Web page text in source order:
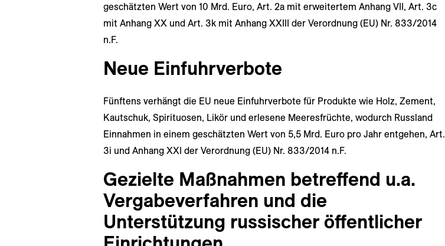
geschätzten Wert von 10 Mrd. Euro, Art. 2a mit erweitertem Anhang VII, Art. 3c
mit Anhang XX und Art. 3k mit Anhang XXIII der Verordnung (EU) Nr. 833/2014
n.F.
Neue Einfuhrverbote
Fünftens verhängt die EU neue Einfuhrverbote für Produkte wie Holz, Zement,
Kautschuk, Spirituosen, Likör und erlesene Meeresfrüchte, wodurch Russland
Einnahmen in einem geschätzten Wert von 5,5 Mrd. Euro pro Jahr entgehen, Art.
3i und Anhang XXI der Verordnung (EU) Nr. 833/2014 n.F.
Gezielte Maßnahmen betreffend u.a.
Vergabeverfahren und die
Unterstützung russischer öffentlicher